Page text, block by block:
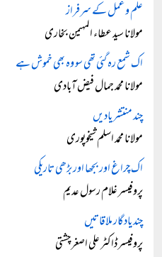
علم و عمل کے سرفراز
مولانا سید عطاء المہیمن بخاری
اک شمع رہ گئی تھی سو وہ بھی خموش ہے
مولانا محمد جمال فیض آبادی
چند منتشر یادیں
مولانا محمد اسلم شیخوپوری
اک چراغ اور بجھا اور بڑھی تاریکی
پروفیسر غلام رسول عدیم
چند یادگار ملاقاتیں
پروفیسر ڈاکٹر علی اصغر چشتی